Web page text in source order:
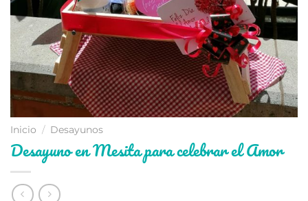
Inicio / Desayunos
Desayuno en Mesita para celebrar el Amor